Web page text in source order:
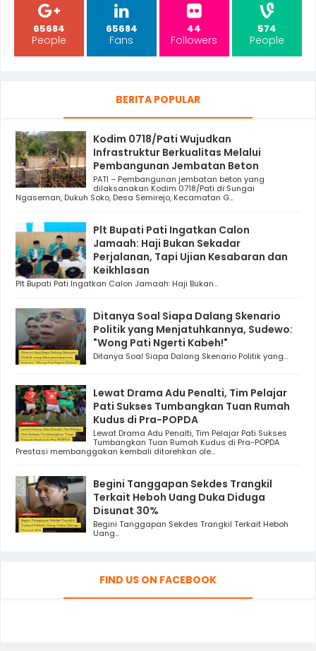
65684
People
65684
Fans
44
Followers
574
People
BERITA POPULAR
Kodim 0718/Pati Wujudkan
Infrastruktur Berkualitas Melalui
Pembangunan Jembatan Beton
PATI – Pembangunan jembatan beton yang
dilaksanakan Kodim 0718/Pati di Sungai
Ngaseman, Dukuh Soko, Desa Semirejo, Kecamatan G...
Plt Bupati Pati Ingatkan Calon
Jamaah: Haji Bukan Sekadar
Perjalanan, Tapi Ujian Kesabaran dan
Keikhlasan
Plt Bupati Pati Ingatkan Calon Jamaah: Haji Bukan...
Ditanya Soal Siapa Dalang Skenario
Politik yang Menjatuhkannya, Sudewo:
"Wong Pati Ngerti Kabeh!"
Ditanya Soal Siapa Dalang Skenario Politik yang...
Lewat Drama Adu Penalti, Tim Pelajar
Pati Sukses Tumbangkan Tuan Rumah
Kudus di Pra-POPDA
Lewat Drama Adu Penalti, Tim Pelajar Pati Sukses
Tumbangkan Tuan Rumah Kudus di Pra-POPDA
Prestasi membanggakan kembali ditorehkan ole...
Begini Tanggapan Sekdes Trangkil
Terkait Heboh Uang Duka Diduga
Disunat 30%
Begini Tanggapan Sekdes Trangkil Terkait Heboh
Uang...
FIND US ON FACEBOOK